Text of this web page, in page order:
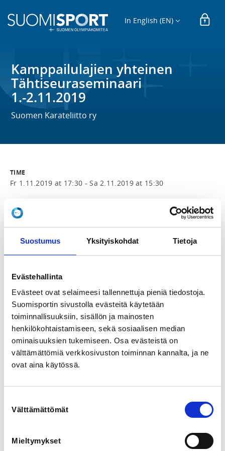
Suostumus Yksityiskohdat Tietoja
Evästehallinta
Evästeet ovat selaimeesi tallennettuja pieniä tiedostoja.
Suomisportin sivustolla evästeitä käytetään
toiminnallisuuksiin, sisällön ja mainosten
henkilökohtaistamiseen, sekä sosiaalisen median
ominaisuuksien tukemiseen. Osa evästeistä on
välttämättömiä verkkosivuston toiminnan kannalta, ja ne
ovat aina käytössä.
valinta
Välttämättömät
Mieltymykset
In English (EN)
Kamppailulajien yhteinen
Tähtiseuraseminaari
1.-2.11.2019
Suomen Karateliitto ry
TIME
Fr 1.11.2019 at 17:30 -Sa 2.11.2019 at 15:30
LOCATION
Taido, Karate, Taekwondo, Judo, Nyrkkeily
REGISTRATION PERIOD
Fr 13.9.2019 at 10:00 - Th 24.10.2019 at 23:59
PRICES
Tähtiseuraseminaari 65,00 € -
Sisältää: Seminaarin ohjelman, perjantain illallisen ja
lauantain lounaan
lauantain lounaan ja majoituksen 2hlö huoneessa
Hotelli: Haaga Central Park
Sisältää: Seminaarin ohjelman lauantaina ja lounaan.